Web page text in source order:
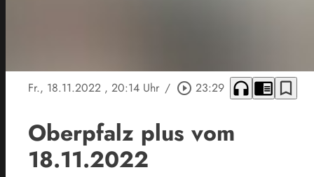
Fr., 18.11.2022 , 20:14 Uhr / play_circle_outline 23:29 headphones chrome_reader_mode bookmark_border
Oberpfalz plus vom
18.11.2022